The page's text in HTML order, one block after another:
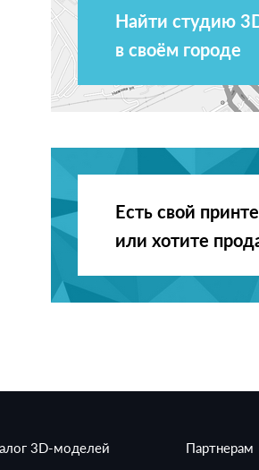
Найти студию
в своём городе
Есть свой
или хотите
3D-моделей Партнерам